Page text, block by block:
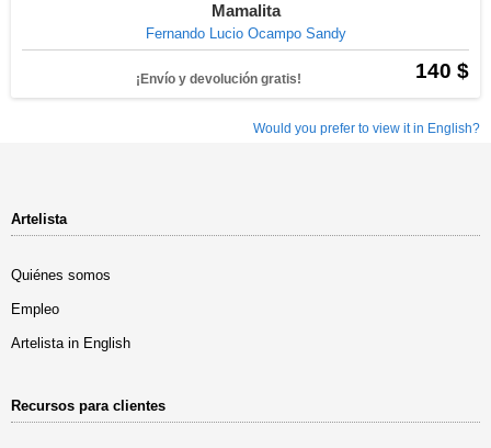
Mamalita
Fernando Lucio Ocampo Sandy
140 $
¡Envío y devolución gratis!
Would you prefer to view it in English?
Artelista
Quiénes somos
Empleo
Artelista in English
Recursos para clientes